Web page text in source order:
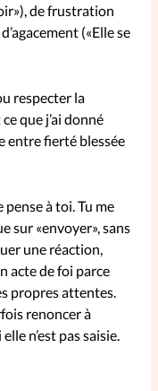
de frustration
(«Elle se
respecter la
que j’ai donné
entre fierté blessée
à toi. Tu me
sur «envoyer», sans
une réaction,
acte de foi parce
propres attentes.
renoncer à
n’est pas saisie.